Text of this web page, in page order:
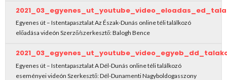
Egyenes út – Istentapasztalat Az Észak-Dunás online téli találkozó
előadása videón Szerző/szerkesztő: Balogh Bence
Egyenes út – Istentapasztalat A Dél-Dunás online téli találkozó
eseményei videón Szerkesztő: Dél-Dunamenti Nagyboldogasszony